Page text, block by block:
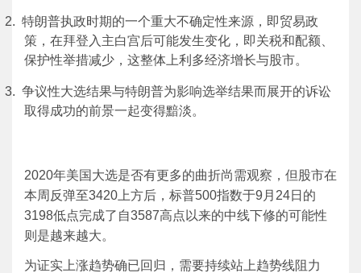
2. 特朗普执政时期的一个重大不确定性来源，即贸易政
策，在拜登入主白宫后可能发生变化，即关税和配额、
保护性举措减少，这整体上利多经济增长与股市。
3. 争议性大选结果与特朗普为影响选举结果而展开的诉讼
取得成功的前景一起变得黯淡。
2020年美国大选是否有更多的曲折尚需观察，但股市在
本周反弹至3420上方后，标普500指数于9月24日的
3198低点完成了自3587高点以来的中线下修的可能性
则是越来越大。
为证实上涨趋势确已回归，需要持续站上趋势线阻力